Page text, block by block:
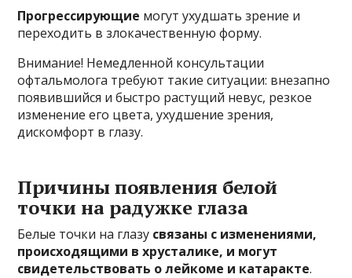
Прогрессирующие могут ухудшать зрение и
переходить в злокачественную форму.
Внимание! Немедленной консультации
офтальмолога требуют такие ситуации: внезапно
появившийся и быстро растущий невус, резкое
изменение его цвета, ухудшение зрения,
дискомфорт в глазу.
Причины появления белой
точки на радужке глаза
Белые точки на глазу связаны с изменениями,
происходящими в хрусталике, и могут
свидетельствовать о лейкоме и катаракте.